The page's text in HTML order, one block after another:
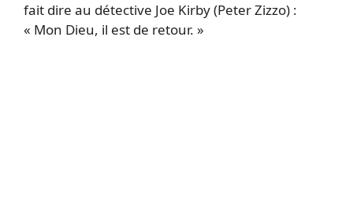
fait dire au détective Joe Kirby (Peter Zizzo) :
« Mon Dieu, il est de retour. »